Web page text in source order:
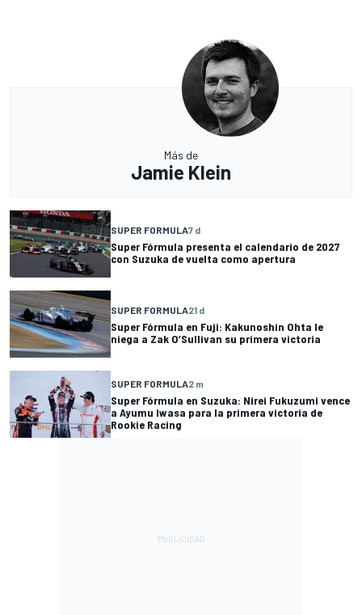
Más de
Jamie Klein
SUPER FORMULA7 d
Super Fórmula presenta el calendario de 2027
con Suzuka de vuelta como apertura
SUPER FORMULA21 d
Super Fórmula en Fuji: Kakunoshin Ohta le
niega a Zak O’Sullivan su primera victoria
SUPER FORMULA2 m
Super Fórmula en Suzuka: Nirei Fukuzumi vence
a Ayumu Iwasa para la primera victoria de
Rookie Racing